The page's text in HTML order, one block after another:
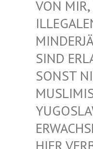
R, DIE
LEN
RLAUBT
ISCHE,
SENE…
ERBOTEN,